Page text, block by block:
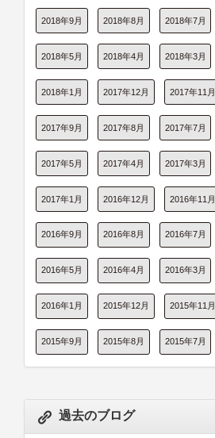
2018年9月 2018年8月 2018年7月
2018年5月 2018年4月 2018年3月
2018年1月 2017年12月 2017年11月
2017年9月 2017年8月 2017年7月
2017年5月 2017年4月 2017年3月
2017年1月 2016年12月 2016年11月
2016年9月 2016年8月 2016年7月
2016年5月 2016年4月 2016年3月
2016年1月 2015年12月 2015年11月
2015年9月 2015年8月 2015年7月
過去のブログ